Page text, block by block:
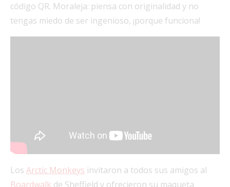
código QR. Moraleja: piensa con originalidad y no
tengas miedo de ser ingenioso, ¡porque funciona!
Los Arctic Monkeys invitaron a todos sus amigos al
Boardwalk de Sheffield y ofrecieron su maqueta